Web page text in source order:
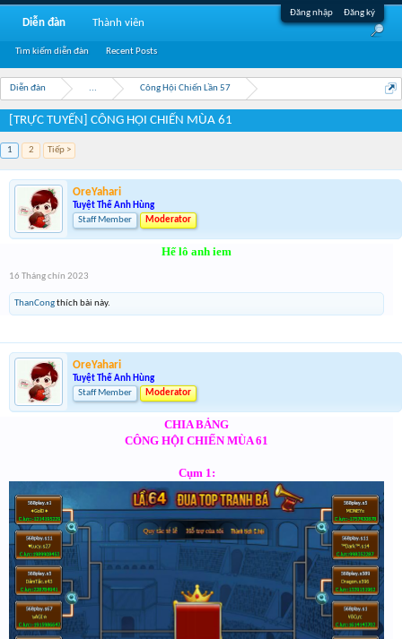
Đăng nhập Đăng ký
Diễn đàn ... Công Hội Chiến Lần 57
[TRỰC TUYẾN] CÔNG HỘI CHIẾN MÙA 61
1 2 Tiếp >
OreYahari
Tuyệt Thế Anh Hùng
Staff Member
Moderator
Hế lô anh iem
16 Tháng chín 2023
ThanCongthích bài này.
OreYahari
Tuyệt Thế Anh Hùng
Staff Member
Moderator
CHIA BẢNG
CÔNG HỘI CHIẾN MÙA 61
Cụm 1:
Diễn đàn
Tìm kiếm diễn đàn Recent Posts
Thành viên